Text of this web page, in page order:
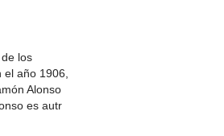
los
año 1906,
Alonso
es autr